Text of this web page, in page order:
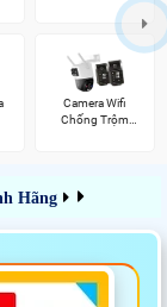
Camera Wifi
Chống Trộm
Hãng